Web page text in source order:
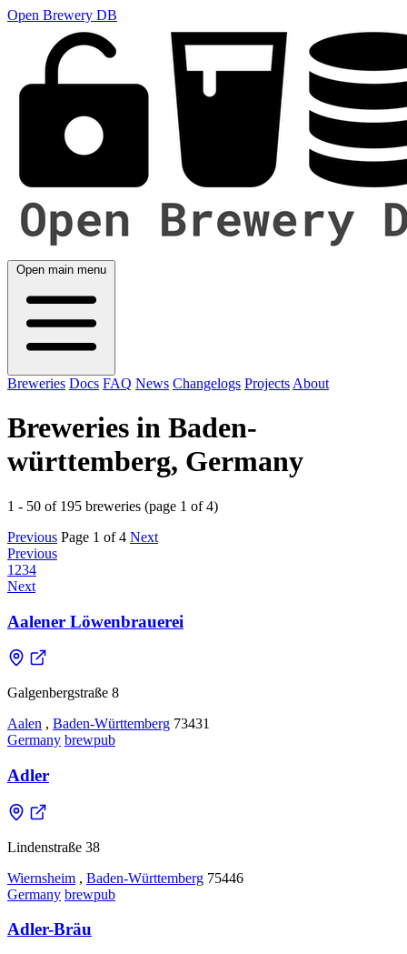
Open Brewery DB
Open main menu
Breweries Docs FAQ News Changelogs Projects About
Breweries in Baden-
württemberg, Germany
1 - 50 of 195 breweries (page 1 of 4)
Previous Page 1 of 4 Next
Previous
1 234
Next
Aalener Löwenbrauerei
Galgenbergstraße 8
Aalen , Baden-Württemberg 73431
Germany brewpub
Adler
Lindenstraße 38
Wiernsheim , Baden-Württemberg 75446
Germany brewpub
Adler-Bräu